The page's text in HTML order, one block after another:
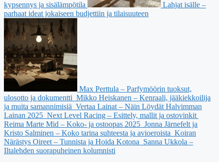
kypsennys ja sisälämpötila
Lahjat isälle –
parhaat ideat jokaiseen budjettiin ja tilaisuuteen
Max Perttula – Parfymöörin tuoksut,
ulosotto ja dokumentti Mikko Heiskanen – Kenraali, jääkiekkoilija
ja muita samannimisiä Vertaa Lainat – Näin Löydät Halvimman
Lainan 2025 Next Level Racing – Esittely, mallit ja ostovinkit
Reima Marte Mid – Koko- ja ostoopas 2025 Jonna Järnefelt ja
Kristo Salminen – Koko tarina suhteesta ja avioeroista Koiran
Närästys Oireet – Tunnista ja Hoida Kotona Sanna Ukkola –
Iltalehden suorapuheinen kolumnisti